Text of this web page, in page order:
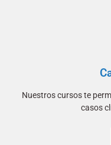
Nuestros cursos te
casos